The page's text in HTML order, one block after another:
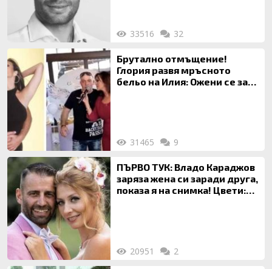
33516 32
Брутално отмъщение!
Глория развя мръсното
бельо на Илия: Ожени се за
31465 9
ПЪРВО ТУК: Владо Караджов
заряза жена си заради друга,
показа я на снимка! Цвети:
20951 2